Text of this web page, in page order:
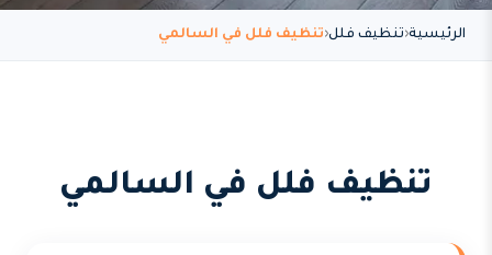
الرئيسية تنظيف فلل تنظيف فلل في السالمي
تنظيف فلل في السالمي